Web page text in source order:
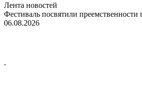
Лента новостей
Фестиваль посвятили преемственности
06.08.2026